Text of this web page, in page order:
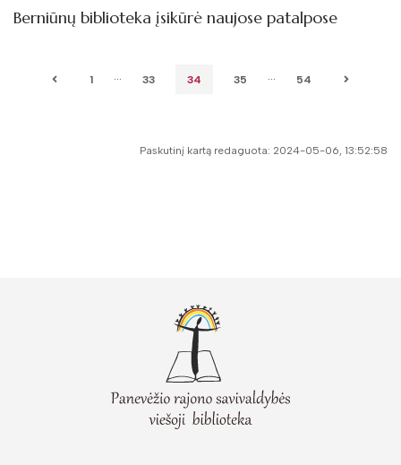
Berniūnų biblioteka įsikūrė naujose patalpose
1 ... 33 34 35 ... 54
Paskutinį kartą redaguota: 2024-05-06, 13:52:58